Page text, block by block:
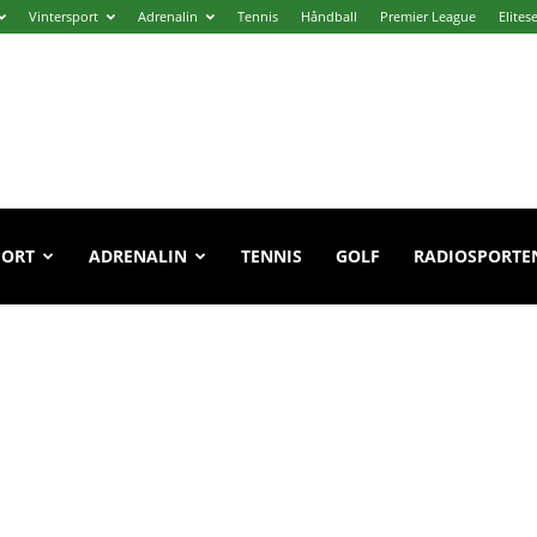
Vintersport Adrenalin Tennis Håndball Premier League
ADRENALIN TENNIS GOLF